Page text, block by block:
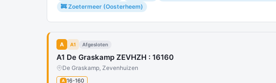
🚒 Zoetermeer (Oosterheem)
A A1 Afgesloten
A1 De Graskamp ZEVHZH : 16160
De Graskamp, Zevenhuizen
A 16-160